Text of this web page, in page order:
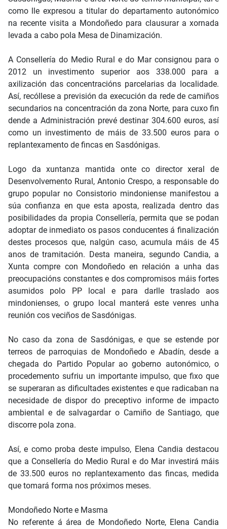
como lle expresou a titular do departamento autonómico
na recente visita a Mondoñedo para clausurar a xornada
levada a cabo pola Mesa de Dinamización.
A Consellería do Medio Rural e do Mar consignou para o
2012 un investimento superior aos 338.000 para a
axilización das concentracións parcelarias da localidade.
Así, recóllese a previsión da execución da rede de camiños
secundarios na concentración da zona Norte, para cuxo fin
dende a Administración prevé destinar 304.600 euros, así
como un investimento de máis de 33.500 euros para o
replantexamento de fincas en Sasdónigas.
Logo da xuntanza mantida onte co director xeral de
Desenvolvemento Rural, Antonio Crespo, a responsable do
grupo popular no Consistorio mindoniense manifestou a
súa confianza en que esta aposta, realizada dentro das
posibilidades da propia Consellería, permita que se podan
adoptar de inmediato os pasos conducentes á finalización
destes procesos que, nalgún caso, acumula máis de 45
anos de tramitación. Desta maneira, segundo Candia, a
Xunta compre con Mondoñedo en relación a unha das
preocupacións constantes e dos compromisos máis fortes
asumidos polo PP local e para darlle traslado aos
mindonienses, o grupo local manterá este venres unha
reunión cos veciños de Sasdónigas.
No caso da zona de Sasdónigas, e que se estende por
terreos de parroquias de Mondoñedo e Abadín, desde a
chegada do Partido Popular ao goberno autonómico, o
procedemento sufriu un importante impulso, que fixo que
se superaran as dificultades existentes e que radicaban na
necesidade de dispor do preceptivo informe de impacto
ambiental e de salvagardar o Camiño de Santiago, que
discorre pola zona.
Así, e como proba deste impulso, Elena Candia destacou
que a Consellería do Medio Rural e do Mar investirá máis
de 33.500 euros no replantexamento das fincas, medida
que tomará forma nos próximos meses.
Mondoñedo Norte e Masma
No referente á área de Mondoñedo Norte, Elena Candia